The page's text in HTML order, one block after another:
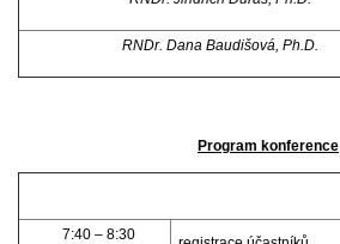
RNDr. Dana Baudišová, Ph.D.
Program konference
7:40 – 8:30